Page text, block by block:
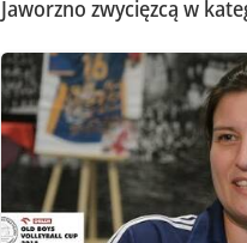
Jaworzno zwycięzcą w